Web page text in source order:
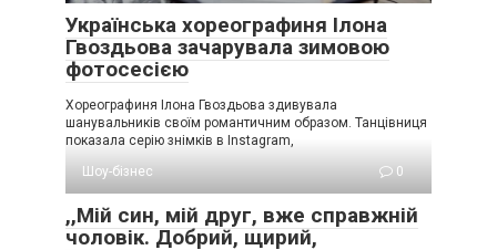
Українська хореографиня Ілона
Гвоздьова зачарувала зимовою
фотосесією
Хореографиня Ілона Гвоздьова здивувала
шанувальників своїм романтичним образом. Танцівниця
показала серію знімків в Instagram,
Шоу-бізнес
0
,,Мій син, мій друг, вже справжній
чоловік. Добрий, щирий,